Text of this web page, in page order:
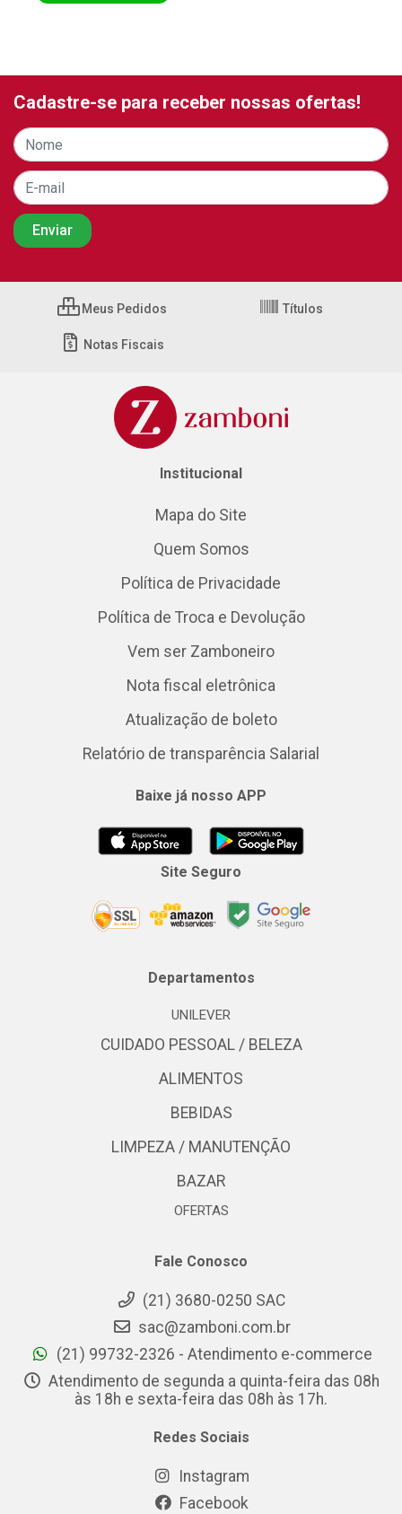
Cadastre-se para receber nossas ofertas!
Meus Pedidos Títulos
Notas Fiscais
Institucional
Mapa do Site
Quem Somos
Política de Privacidade
Política de Troca e Devolução
Vem ser Zamboneiro
Nota fiscal eletrônica
Atualização de boleto
Relatório de transparência Salarial
Baixe já nosso APP
Site Seguro
Departamentos
UNILEVER
CUIDADO PESSOAL / BELEZA
ALIMENTOS
BEBIDAS
LIMPEZA / MANUTENÇÃO
BAZAR
OFERTAS
Fale Conosco
(21) 3680-0250 SAC
sac@zamboni.com.br
(21) 99732-2326 - Atendimento e-commerce
Atendimento de segunda a quinta-feira das 08h
às 18h e sexta-feira das 08h às 17h.
Redes Sociais
Instagram
Facebook